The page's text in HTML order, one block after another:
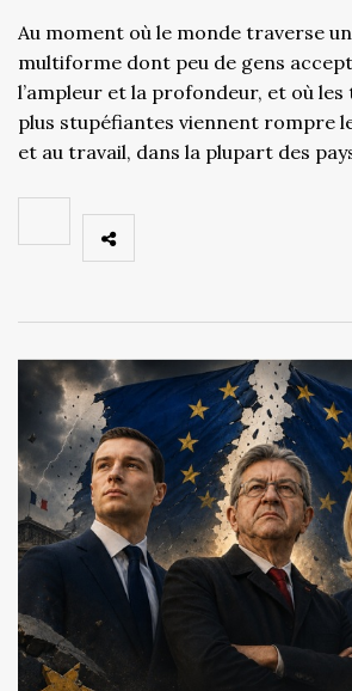
Au moment où le monde traverse
multiforme dont peu de gens
l’ampleur et la profondeur, et où les
plus stupéfiantes viennent rompre
et au travail, dans la plupart des